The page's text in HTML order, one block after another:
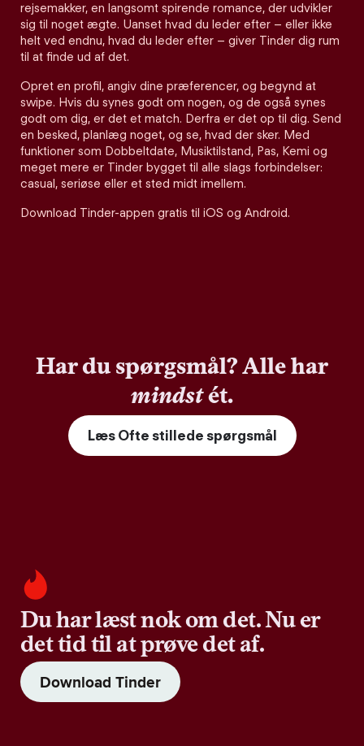
rejsemakker, en langsomt spirende romance, der udvikler
sig til noget ægte. Uanset hvad du leder efter – eller ikke
helt ved endnu, hvad du leder efter – giver Tinder dig rum
til at finde ud af det.
Opret en profil, angiv dine præferencer, og begynd at
swipe. Hvis du synes godt om nogen, og de også synes
godt om dig, er det et match. Derfra er det op til dig. Send
en besked, planlæg noget, og se, hvad der sker. Med
funktioner som Dobbeltdate, Musiktilstand, Pas, Kemi og
meget mere er Tinder bygget til alle slags forbindelser:
casual, seriøse eller et sted midt imellem.
Download Tinder-appen gratis til iOS og Android.
Har du spørgsmål? Alle har
mindstét.
Læs Ofte stillede spørgsmål
Du har læst nok om det. Nu er
det tid til at prøve det af.
Download Tinder